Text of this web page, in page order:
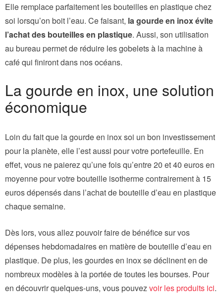
Elle remplace parfaitement les bouteilles en plastique chez
soi lorsqu’on boit l’eau. Ce faisant, la gourde en inox évite
l’achat des bouteilles en plastique. Aussi, son utilisation
au bureau permet de réduire les gobelets à la machine à
café qui finiront dans nos océans.
La gourde en inox, une solution
économique
Loin du fait que la gourde en inox soi un bon investissement
pour la planète, elle l’est aussi pour votre portefeuille. En
effet, vous ne paierez qu’une fois qu’entre 20 et 40 euros en
moyenne pour votre bouteille isotherme contrairement à 15
euros dépensés dans l’achat de bouteille d’eau en plastique
chaque semaine.
Dès lors, vous allez pouvoir faire de bénéfice sur vos
dépenses hebdomadaires en matière de bouteille d’eau en
plastique. De plus, les gourdes en inox se déclinent en de
nombreux modèles à la portée de toutes les bourses. Pour
en découvrir quelques-uns, vous pouvezvoir les produits ici.